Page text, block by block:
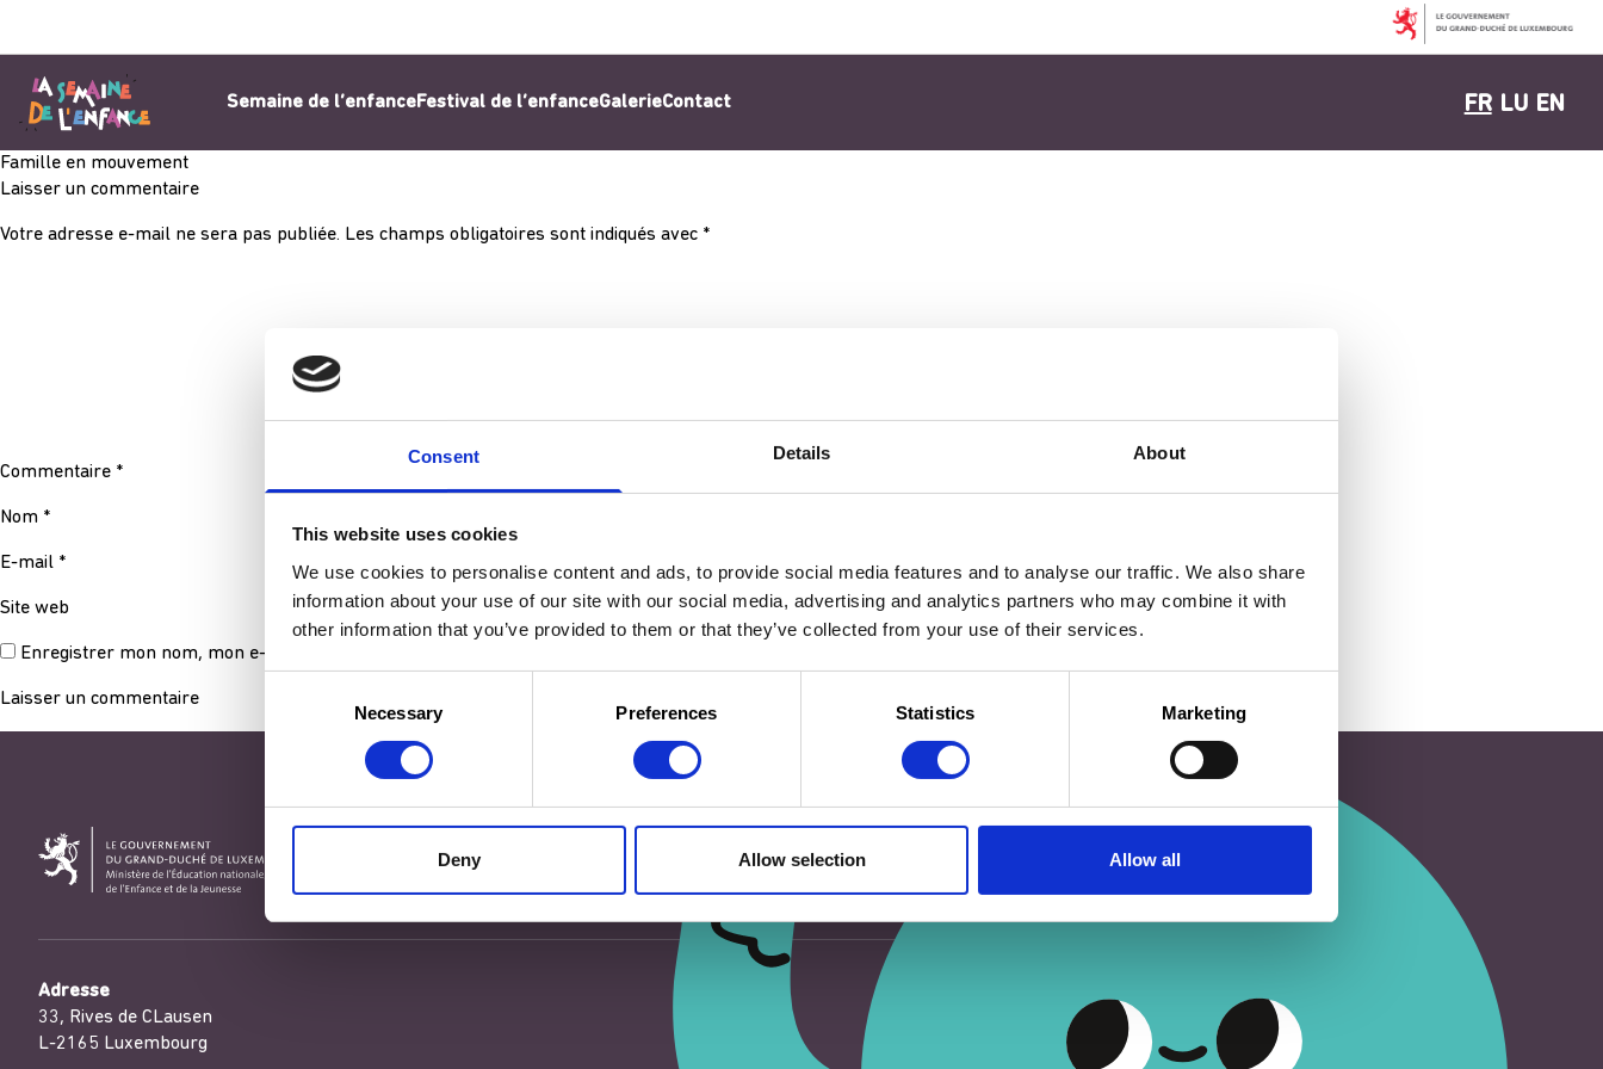
Consent Details About
This website uses cookies
We use cookies to personalise content and ads, to provide social media features and to analyse our traffic. We also share
information about your use of our site with our social media, advertising and analytics partners who may combine it with
other information that you’ve provided to them or that they’ve collected from your use of their services.
Necessary Preferences Statistics Marketing
Deny Allow selection Allow all
Semaine de l’enfanceFestival de l’enfanceGalerieContact FR LU EN
Famille en mouvement
Laisser un commentaire
Votre adresse e-mail ne sera pas publiée. Les champs obligatoires sont indiqués avec *
Commentaire *
Nom *
E-mail *
Site web
Enregistrer mon nom, mon e-mail et mon site dans le navigateur pour mon prochain commentaire.
Adresse
33, Rives de CLausen
L-2165 Luxembourg